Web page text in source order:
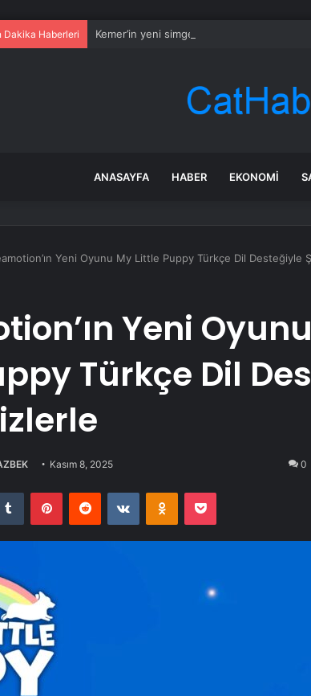
Dakika Haberleri Kemer’in yeni simgesi: Henna Heykeli
ANASAYFA HABER EKONOMI
Yeni Oyunu My Little Puppy Türkçe Dil Desteğiyle
Yeni
Türkçe Dil
Kasım 8, 2025 0
Tumblr PinterestReddit VKontakteOdnoklassniki
Pocket